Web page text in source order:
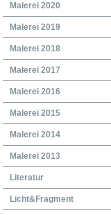
Malerei 2020
Malerei 2019
Malerei 2018
Malerei 2017
Malerei 2016
Malerei 2015
Malerei 2014
Malerei 2013
Literatur
Licht&Fragment